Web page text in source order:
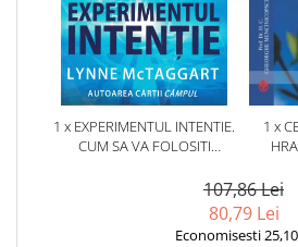
1 x EXPERIMENTUL INTENTIE.
CUM SA VA FOLOSITI
SCHIMBA VIATA SI LUMEA
1 x
107,86 Lei
80,79 Lei
Economisesti